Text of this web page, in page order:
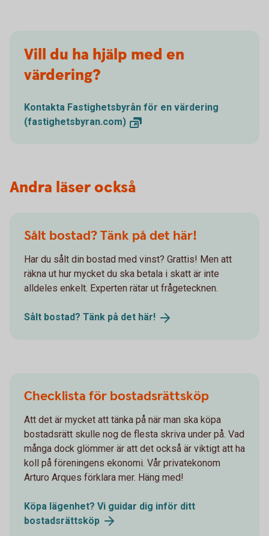
Vill du ha hjälp med en
värdering?
Kontakta Fastighetsbyrån för en värdering
(fastighetsbyran.com)
Andra läser också
Sålt bostad? Tänk på det här!
Har du sålt din bostad med vinst? Grattis! Men att
räkna ut hur mycket du ska betala i skatt är inte
alldeles enkelt. Experten rätar ut frågetecknen.
Sålt bostad? Tänk på det här!
Checklista för bostadsrättsköp
Att det är mycket att tänka på när man ska köpa
bostadsrätt skulle nog de flesta skriva under på. Vad
många dock glömmer är att det också är viktigt att ha
koll på föreningens ekonomi. Vår privatekonom
Arturo Arques förklara mer. Häng med!
Köpa lägenhet? Vi guidar dig inför ditt
bostadsrättsköp